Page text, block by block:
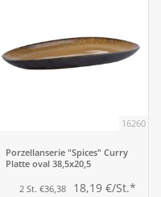
16260
Porzellanserie "Spices" Curry
Platte oval 38,5x20,5
2 St. €36,38 18,19 €/St.*